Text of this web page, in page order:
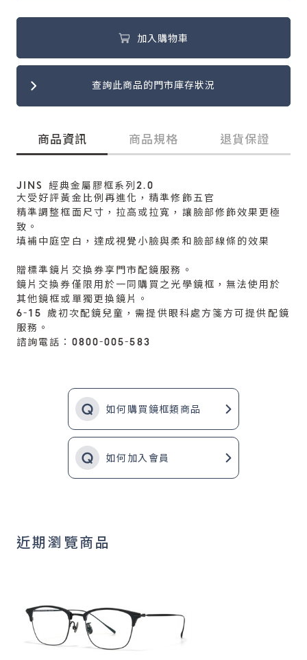
加入購物車
查詢此商品的門市庫存狀況
商品資訊 商品規格 退貨保證
JINS 經典金屬膠框系列2.0
大受好評黃金比例再進化，精準修飾五官
精準調整框面尺寸，拉高或拉寬，讓臉部修飾效果更極
致。
填補中庭空白，達成視覺小臉與柔和臉部線條的效果
贈標準鏡片交換券享門市配鏡服務。
鏡片交換券僅限用於一同購買之光學鏡框，無法使用於
其他鏡框或單獨更換鏡片。
6-15 歲初次配鏡兒童，需提供眼科處方箋方可提供配鏡
服務。
諮詢電話：0800-005-583
如何購買鏡框類商品
如何加入會員
近期瀏覽商品